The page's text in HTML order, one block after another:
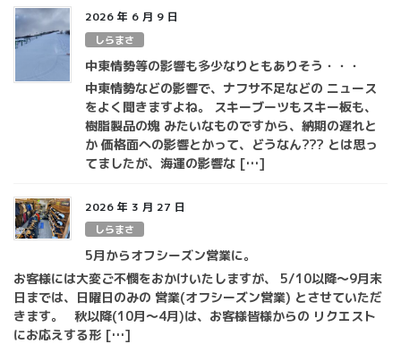
2026 年 6 月 9 日
しらまさ
中東情勢等の影響も多少なりともありそう・・・
中東情勢などの影響で、ナフサ不足などの ニュース
をよく聞きますよね。 スキーブーツもスキー板も、
樹脂製品の塊 みたいなものですから、納期の遅れと
か 価格面への影響とかって、どうなん??? とは思っ
てましたが、海運の影響な […]
2026 年 3 月 27 日
しらまさ
5月からオフシーズン営業に。
お客様には大変ご不憫をおかけいたしますが、 5/10以降～9月末
日までは、日曜日のみの 営業(オフシーズン営業) とさせていただ
きます。 秋以降(10月～4月)は、お客様皆様からの リクエスト
にお応えする形 […]